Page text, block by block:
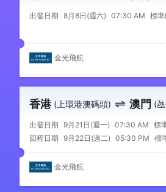
出發日期 8月8日(週六) 07:30 AM 標
金光飛航
香港 (上環港澳碼頭) 澳門 (
出發日期 9月21日(週一) 07:30 AM 標
回程日期 9月22日(週二) 05:30 PM 標
金光飛航